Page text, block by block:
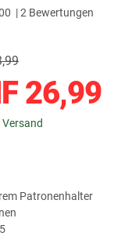
| 2 Bewertungen
26,99
Patronenhalter